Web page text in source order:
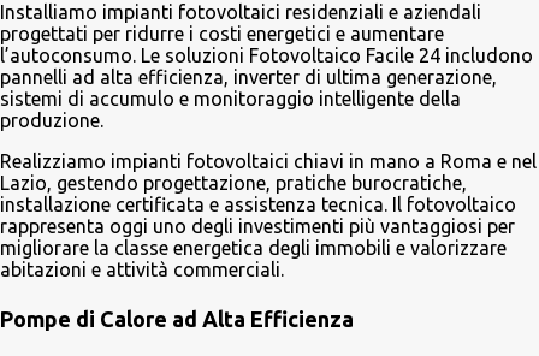
Installiamo impianti fotovoltaici residenziali e aziendali
progettati per ridurre i costi energetici e aumentare
l’autoconsumo. Le soluzioni Fotovoltaico Facile 24 includono
pannelli ad alta efficienza, inverter di ultima generazione,
sistemi di accumulo e monitoraggio intelligente della
produzione.
Realizziamo impianti fotovoltaici chiavi in mano a Roma e nel
Lazio, gestendo progettazione, pratiche burocratiche,
installazione certificata e assistenza tecnica. Il fotovoltaico
rappresenta oggi uno degli investimenti più vantaggiosi per
migliorare la classe energetica degli immobili e valorizzare
abitazioni e attività commerciali.
Pompe di Calore ad Alta Efficienza